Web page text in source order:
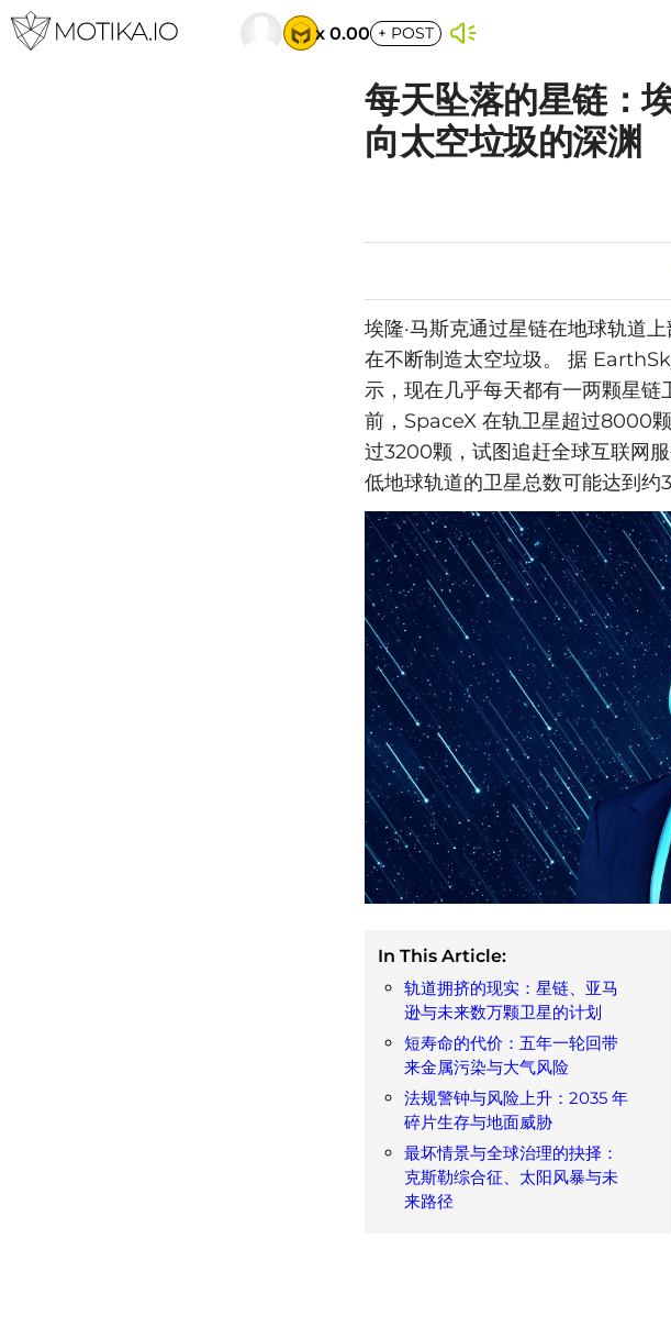
x 0.00 + POST
每天坠落的星链：
向太空垃圾的深渊
埃隆·马斯克通过星链在地球轨道
在不断制造太空垃圾。 据
示，现在几乎每天都有一两颗星链
前，SpaceX 在轨卫星超过8000
过3200颗，试图追赶全球互联网
低地球轨道的卫星总数可能达到约
In This Article:
轨道拥挤的现实：星链、亚马
逊与未来数万颗卫星的计划
短寿命的代价：五年一轮回带
来金属污染与大气风险
法规警钟与风险上升：2035 年
碎片生存与地面威胁
最坏情景与全球治理的抉择：
克斯勒综合征、太阳风暴与未
来路径